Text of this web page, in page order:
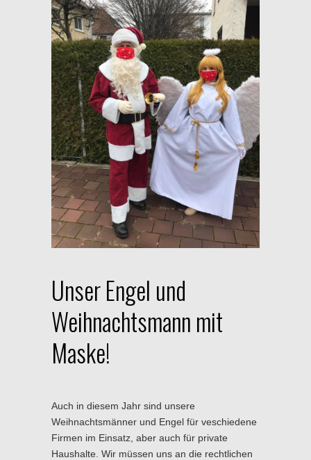
Unser Engel und
Weihnachtsmann mit
Maske!
Auch in diesem Jahr sind unsere
Weihnachtsmänner und Engel für veschiedene
Firmen im Einsatz, aber auch für private
Haushalte. Wir müssen uns an die rechtlichen